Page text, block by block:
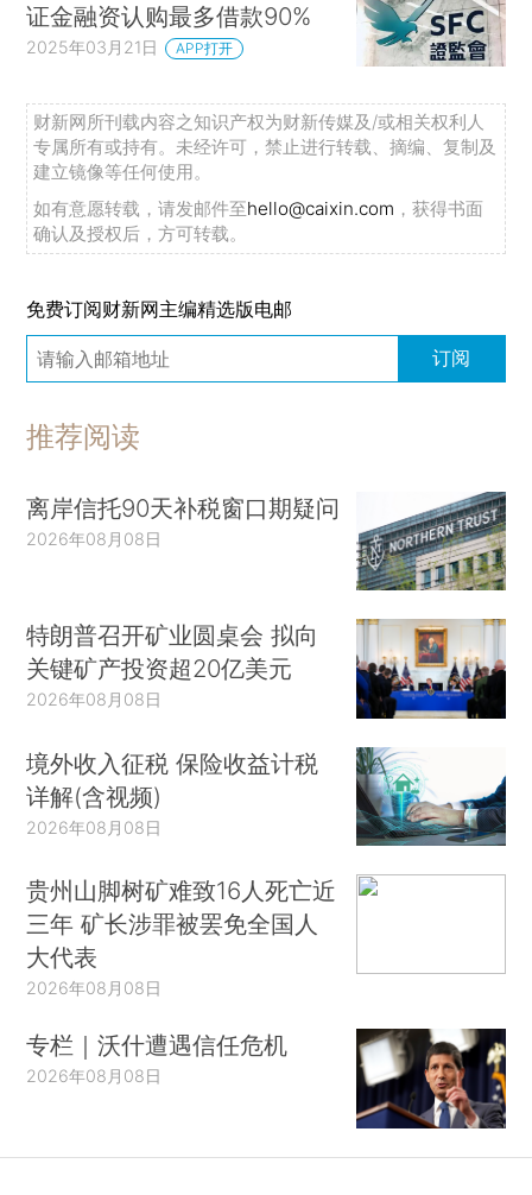
证金融资认购最多借款90%
2025年03月21日 APP打开
财新网所刊载内容之知识产权为财新传媒及/或相关权利人
专属所有或持有。未经许可，禁止进行转载、摘编、复制及
建立镜像等任何使用。
如有意愿转载，请发邮件至hello@caixin.com ，获得书面
确认及授权后，方可转载。
免费订阅财新网主编精选版电邮
订阅
推荐阅读
离岸信托90天补税窗口期疑问
2026年08月08日
特朗普召开矿业圆桌会 拟向
关键矿产投资超20亿美元
2026年08月08日
境外收入征税 保险收益计税
详解(含视频)
2026年08月08日
贵州山脚树矿难致16人死亡近
三年 矿长涉罪被罢免全国人
大代表
2026年08月08日
专栏｜沃什遭遇信任危机
2026年08月08日